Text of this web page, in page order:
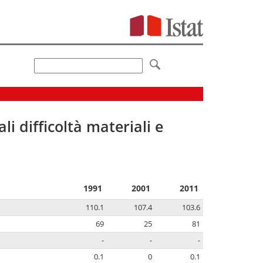
difficoltà materiali e
1991 2001 2011
110.1 107.4
103.6
69
25
81
-
-
-
0.1
0 0.1